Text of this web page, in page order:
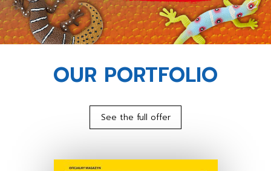
OUR PORTFOLIO
See the full offer